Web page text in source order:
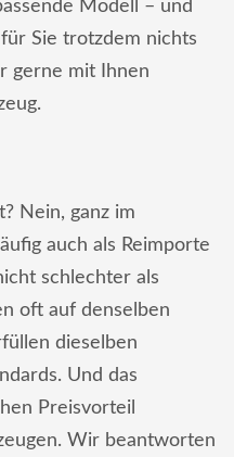
Modell – und
Sie trotzdem nichts
gerne mit Ihnen
Nein, ganz im
auch als Reimporte
schlechter als
oft auf denselben
dieselben
Und das
Preisvorteil
Wir beantworten